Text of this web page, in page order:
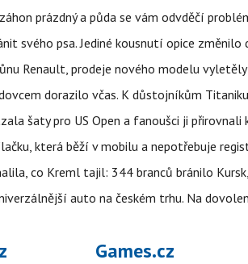
prázdný a půda se vám odvděčí
svého psa. Jediné kousnutí opice změnilo
Renault, prodeje nového modelu
dorazilo včas. K důstojníkům
šaty pro US Open a fanoušci ji
která běží v mobilu a nepotřebuje
co Kreml tajil: 344 branců bránilo
auto na českém trhu. Na
Games.cz